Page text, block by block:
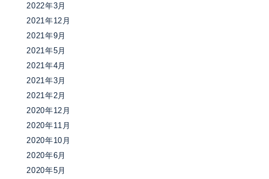
2022年3月
2021年12月
2021年9月
2021年5月
2021年4月
2021年3月
2021年2月
2020年12月
2020年11月
2020年10月
2020年6月
2020年5月